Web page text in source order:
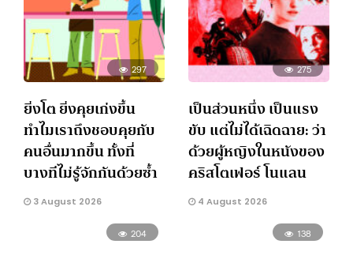
297
ยิ่งโต ยิ่งคุยเก่งขึ้น
ทำไมเราถึงชอบคุยกับ
คนอื่นมากขึ้น ทั้งที่
บางทีไม่รู้จักกันด้วยซ้ำ
3 August 2026
275
เป็นส่วนหนึ่ง เป็นแรง
ขับ แต่ไม่ได้เฉิดฉาย: ว่า
ด้วยผู้หญิงในหนังของ
คริสโตเฟอร์ โนแลน
4 August 2026
204 138